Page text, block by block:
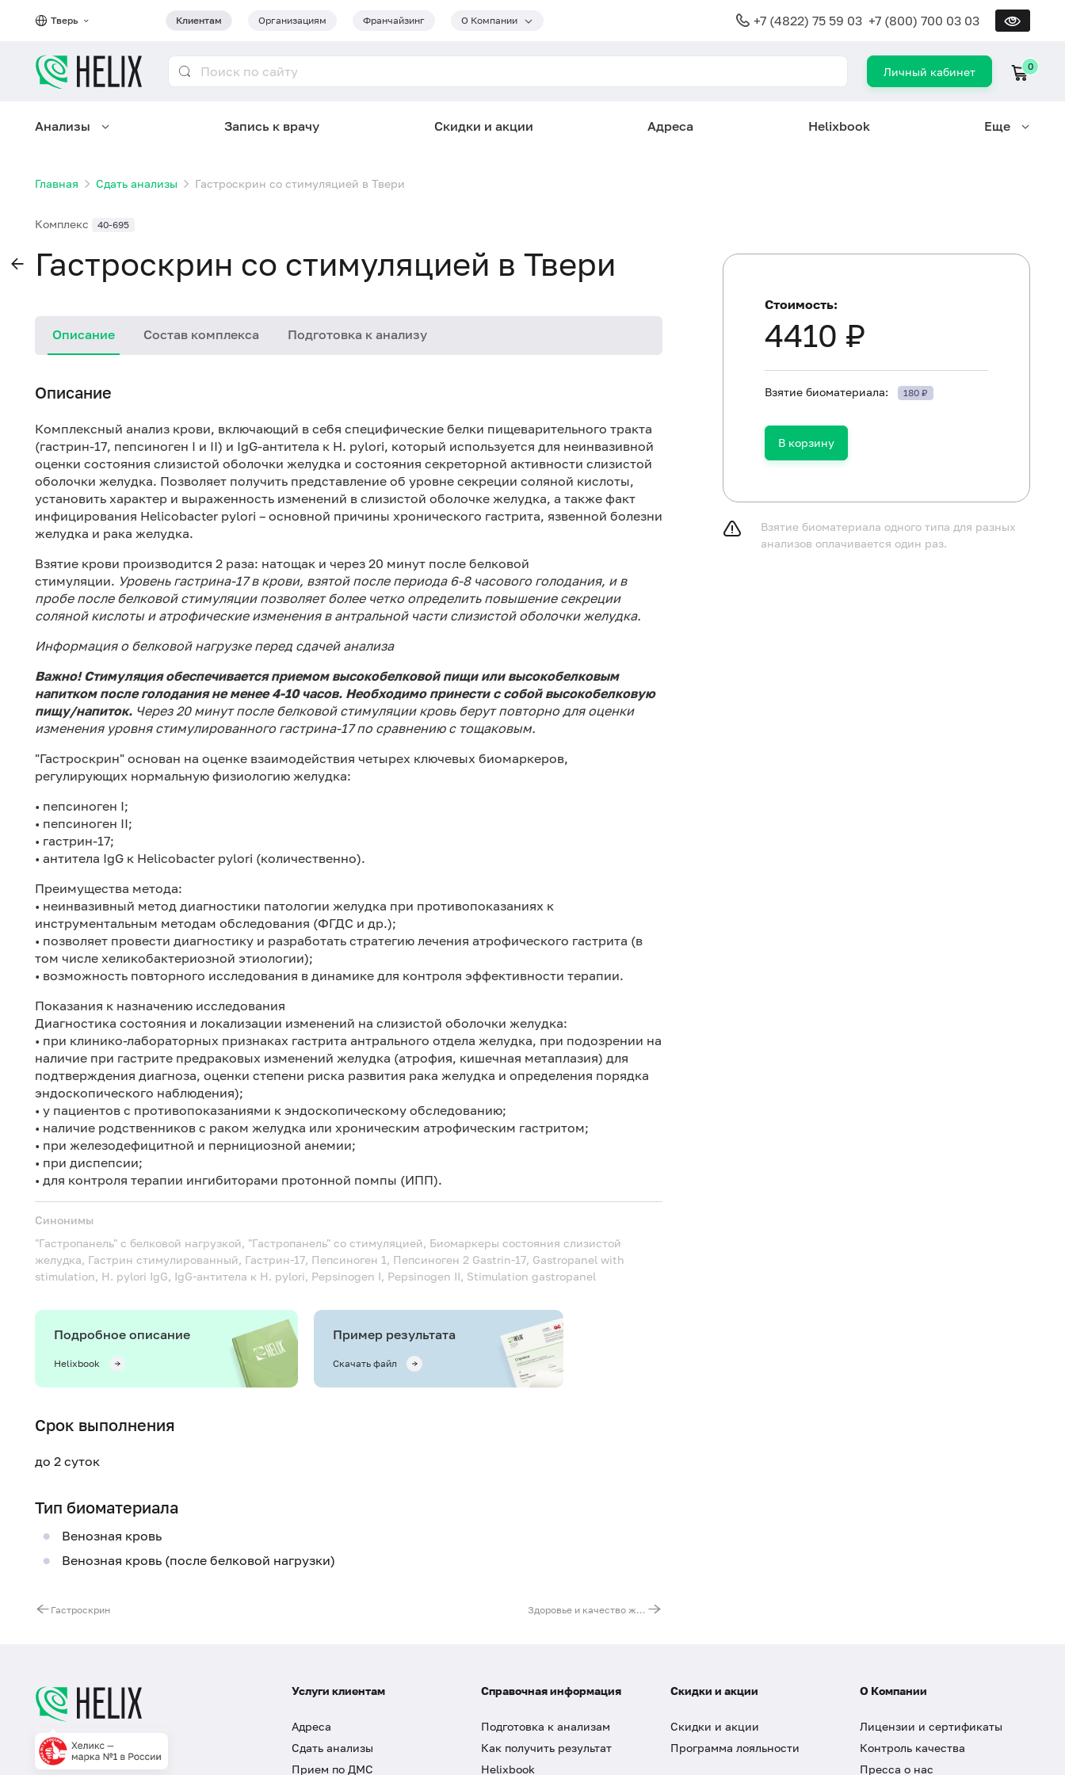
Тверь Клиентам Организациям Франчайзинг О Компании +7 (4822) 75 59 03 +7 (800) 700 03 03
Личный кабинет 0
Анализы Запись к врачу Скидки и акции Адреса Helixbook Еще
Главная Сдать анализы Гастроскрин со стимуляцией в Твери
Комплекс 40-695
Гастроскрин со стимуляцией в Твери
Описание Состав комплекса Подготовка к анализу
Описание
Комплексный анализ крови, включающий в себя специфические белки пищеварительного тракта
(гастрин-17, пепсиноген I и II) и IgG-антитела к H. pylori, который используется для неинвазивной
оценки состояния слизистой оболочки желудка и состояния секреторной активности слизистой
оболочки желудка. Позволяет получить представление об уровне секреции соляной кислоты,
установить характер и выраженность изменений в слизистой оболочке желудка, а также факт
инфицирования Helicobacter pylori – основной причины хронического гастрита, язвенной болезни
желудка и рака желудка.
Взятие крови производится 2 раза: натощак и через 20 минут после белковой
стимуляции. Уровень гастрина-17 в крови, взятой после периода 6-8 часового голодания, и в
пробе после белковой стимуляции позволяет более четко определить повышение секреции
соляной кислоты и атрофические изменения в антральной части слизистой оболочки желудка.
Информация о белковой нагрузке перед сдачей анализа
Важно! Стимуляция обеспечивается приемом высокобелковой пищи или высокобелковым
напитком после голодания не менее 4-10 часов. Необходимо принести с собой высокобелковую
пищу/напиток. Через 20 минут после белковой стимуляции кровь берут повторно для оценки
изменения уровня стимулированного гастрина-17 по сравнению с тощаковым.
"Гастроскрин" основан на оценке взаимодействия четырех ключевых биомаркеров,
регулирующих нормальную физиологию желудка:
• пепсиноген I;
• пепсиноген II;
• гастрин-17;
• антитела IgG к Helicobacter pylori (количественно).
Преимущества метода:
• неинвазивный метод диагностики патологии желудка при противопоказаниях к
инструментальным методам обследования (ФГДС и др.);
• позволяет провести диагностику и разработать стратегию лечения атрофического гастрита (в
том числе хеликобактериозной этиологии);
• возможность повторного исследования в динамике для контроля эффективности терапии.
Показания к назначению исследования
Диагностика состояния и локализации изменений на слизистой оболочки желудка:
• при клинико-лабораторных признаках гастрита антрального отдела желудка, при подозрении на
наличие при гастрите предраковых изменений желудка (атрофия, кишечная метаплазия) для
подтверждения диагноза, оценки степени риска развития рака желудка и определения порядка
эндоскопического наблюдения);
• у пациентов с противопоказаниями к эндоскопическому обследованию;
• наличие родственников с раком желудка или хроническим атрофическим гастритом;
• при железодефицитной и пернициозной анемии;
• при диспепсии;
• для контроля терапии ингибиторами протонной помпы (ИПП).
Синонимы
"Гастропанель" с белковой нагрузкой, "Гастропанель" со стимуляцией, Биомаркеры состояния слизистой
желудка, Гастрин стимулированный, Гастрин-17, Пепсиноген 1, Пепсиноген 2 Gastrin-17, Gastropanel with
stimulation, H. pylori IgG, IgG-антитела к H. pylori, Pepsinogen I, Pepsinogen II, Stimulation gastropanel
Подробное описание
Helixbook
Пример результата
Скачать файл
Срок выполнения
до 2 суток
Тип биоматериала
Венозная кровь
Венозная кровь (после белковой нагрузки)
Гастроскрин Здоровье и качество жизни
Антитела к хеликобактеру пилори (Helicobacter pylori, IgG),
Пепсиноген II
Гастрин-17
Гастрин-17 стимулированный
Стоимость:
4410 ₽
Взятие биоматериала: 180 ₽
В корзину
Взятие биоматериала одного типа для разных
анализов оплачивается один раз.
Услуги клиентам
Адреса
Сдать анализы
Прием по ДМС
Справочная информация
Подготовка к анализам
Как получить результат
Helixbook
Скидки и акции
Скидки и акции
Программа лояльности
О Компании
Лицензии и сертификаты
Контроль качества
Пресса о нас